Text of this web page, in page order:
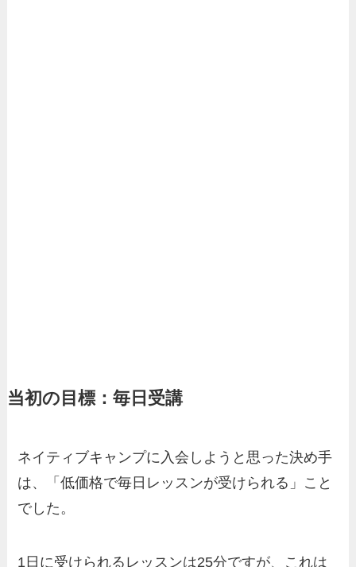
当初の目標：毎日受講
ネイティブキャンプに入会しようと思った決め手
は、「低価格で毎日レッスンが受けられる 」こと
でした。
1日に受けられるレッスンは25分ですが、これは